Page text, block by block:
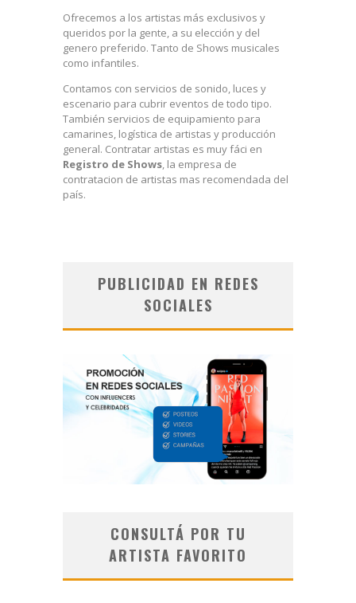
Ofrecemos a los artistas más exclusivos y
queridos por la gente, a su elección y del
genero preferido. Tanto de Shows musicales
como infantiles.
Contamos con servicios de sonido, luces y
escenario para cubrir eventos de todo tipo.
También servicios de equipamiento para
camarines, logística de artistas y producción
general. Contratar artistas es muy fáci en
Registro de Shows , la empresa de
contratacion de artistas mas recomendada del
país.
PUBLICIDAD EN REDES
SOCIALES
CONSULTÁ POR TU
ARTISTA FAVORITO